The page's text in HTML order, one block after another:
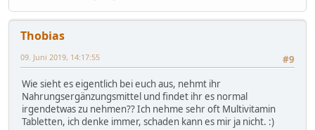
Thobias
#9
09. Juni 2019, 14:17:55
Wie sieht es eigentlich bei euch aus, nehmt ihr
Nahrungsergänzungsmittel und findet ihr es normal
irgendetwas zu nehmen?? Ich nehme sehr oft Multivitamin
Tabletten, ich denke immer, schaden kann es mir ja nicht. :)